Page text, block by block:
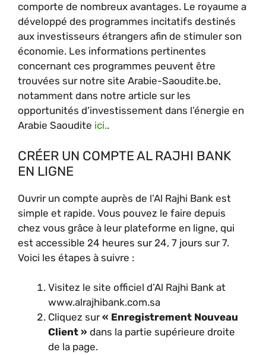
comporte de nombreux avantages. Le royaume a
développé des programmes incitatifs destinés
aux investisseurs étrangers afin de stimuler son
économie. Les informations pertinentes
concernant ces programmes peuvent être
trouvées sur notre site Arabie-Saoudite.be,
notamment dans notre article sur les
opportunités d’investissement dans l’énergie en
Arabie Saoudite ici..
CRÉER UN COMPTE AL RAJHI BANK
EN LIGNE
Ouvrir un compte auprès de l’Al Rajhi Bank est
simple et rapide. Vous pouvez le faire depuis
chez vous grâce à leur plateforme en ligne, qui
est accessible 24 heures sur 24, 7 jours sur 7.
Voici les étapes à suivre :
Visitez le site officiel d’Al Rajhi Bank at
www.alrajhibank.com.sa
Cliquez sur« Enregistrement Nouveau
Client » dans la partie supérieure droite
de la page.